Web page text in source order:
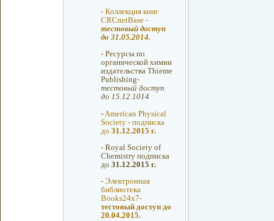
- Коллекция книг
CRCnetBase -
тестовый доступ
до 31.05.2014.
- Ресурсы по
органической химии
издательства Thieme
Publishing-
тестовый доступ
до 15.12.1014
- American Physical
Society - подписка
до 31.12.2015 г.
- Royal Society of
Chemistry подписка
до 31.12.2015 г.
- Электронная
библиотека
Books24x7-
тестовый доступ до
20.04.2015.